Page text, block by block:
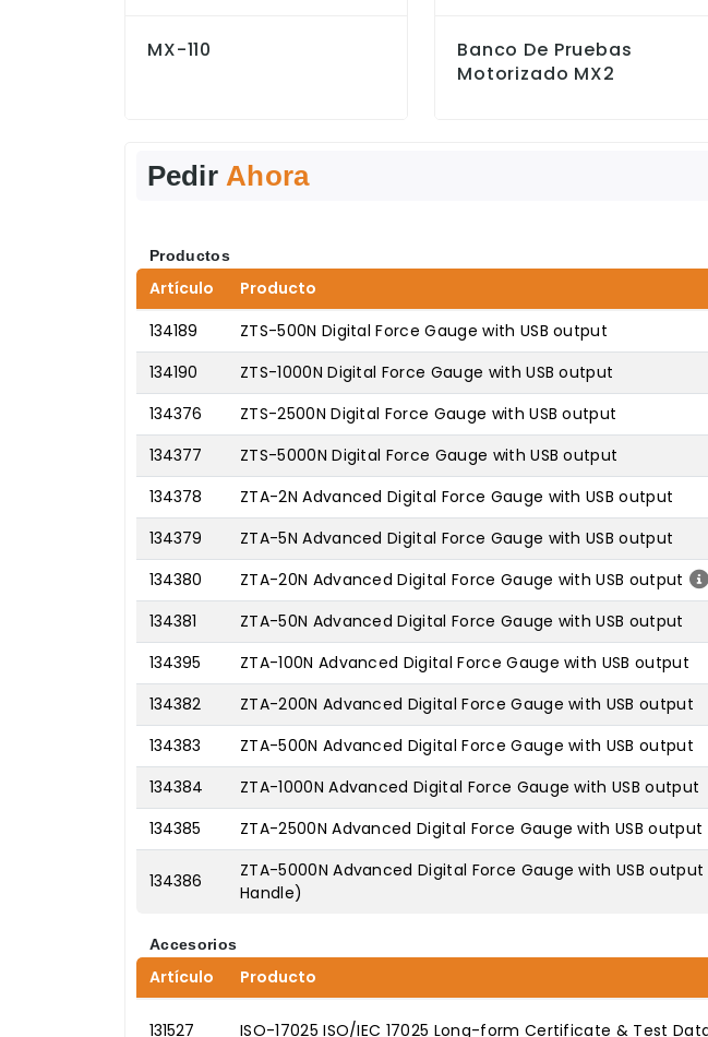
MX-110
Banco De Pruebas
Motorizado MX2
Pedir Ahora
Productos
Artículo Producto
134189
ZTS-500N Digital Force Gauge with USB output
134190 ZTS-1000N Digital Force Gauge with USB output
134376 ZTS-2500N Digital Force Gauge with USB output
134377 ZTS-5000N Digital Force Gauge with USB output
134378 ZTA-2N Advanced Digital Force Gauge with USB output
134379 ZTA-5N Advanced Digital Force Gauge with USB output
134380 ZTA-20N Advanced Digital Force Gauge with USB output
134381 ZTA-50N Advanced Digital Force Gauge with USB output
134395 ZTA-100N Advanced Digital Force Gauge with USB output
134382 ZTA-200N Advanced Digital Force Gauge with USB output
134383 ZTA-500N Advanced Digital Force Gauge with USB output
134384 ZTA-1000N Advanced Digital Force Gauge with USB output
134385 ZTA-2500N Advanced Digital Force Gauge with USB output
134386
ZTA-5000N Advanced Digital Force Gauge with USB
Handle)
Accesorios
Artículo Producto
131527 ISO-17025 ISO/IEC 17025 Long-form Certificate & Test